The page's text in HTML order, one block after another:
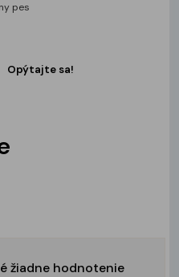
pes
Opýtajte sa!
žiadne hodnotenie